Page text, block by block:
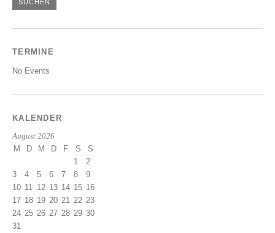
TERMINE
No Events
KALENDER
August 2026
M D M D F S
S
1
2
3
4 5 6 7 8
9
10 11 12 13 14 15 16
17 18 19 20 21 22 23
24 25 26 27 28 29 30
31